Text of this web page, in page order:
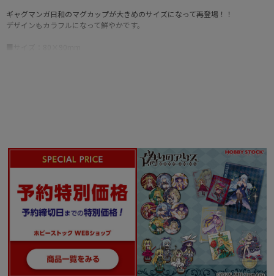
ギャグマンガ日和のマグカップが大きめのサイズになって再登場！！
デザインもカラフルになって鮮やかです。